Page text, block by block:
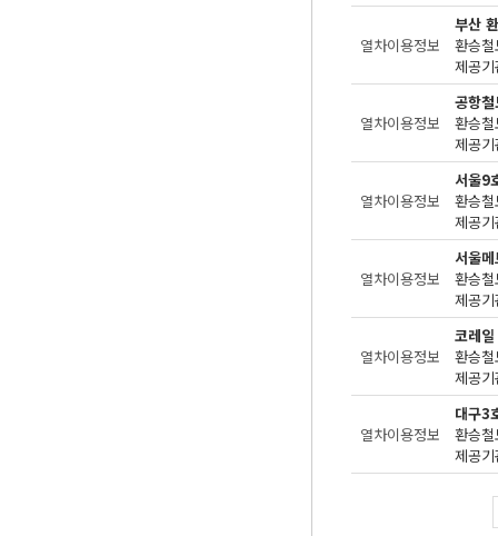
열차이용정보
부산
환승
제공
열차이용정보
공항
환승
제공
열차이용정보
서울9
환승
제공
열차이용정보
서울
환승
제공
열차이용정보
코레
환승
제공
열차이용정보
대구3
환승
제공